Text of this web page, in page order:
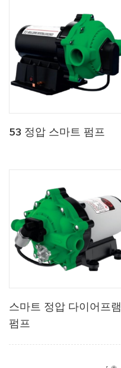
53 정압 스마트 펌프
스마트 정압 다이어프램
펌프